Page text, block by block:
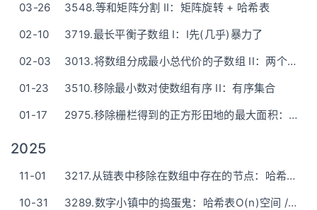
03-26
3548.等和矩阵分割 II：矩阵旋转 + 哈希表
02-10
3719.最长平衡子数组 I：I先(几乎)暴力了
02-03
3013.将数组分成最小总代价的子数组 II：两个堆维护k-1小 + 滑动窗口
01-23
3510.移除最小数对使数组有序 II：有序集合
01-17
2975.移除栅栏得到的正方形田地的最大面积：暴力枚举所有可能宽度
2025
11-01
3217.从链表中移除在数组中存在的节点：哈希表(一次遍历)
10-31
3289.数字小镇中的捣蛋鬼：哈希表O(n)空间 / 位运算O(1)空间